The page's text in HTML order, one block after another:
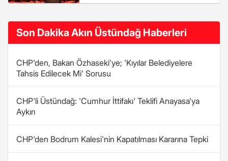
Son Dakika Akın Üstündağ Haberleri
CHP'den, Bakan Özhaseki'ye; 'Kıyılar Belediyelere
Tahsis Edilecek Mi' Sorusu
CHP'li Üstündağ: 'Cumhur İttifakı' Teklifi Anayasa'ya
Aykırı
CHP'den Bodrum Kalesi'nin Kapatılması Kararına Tepki